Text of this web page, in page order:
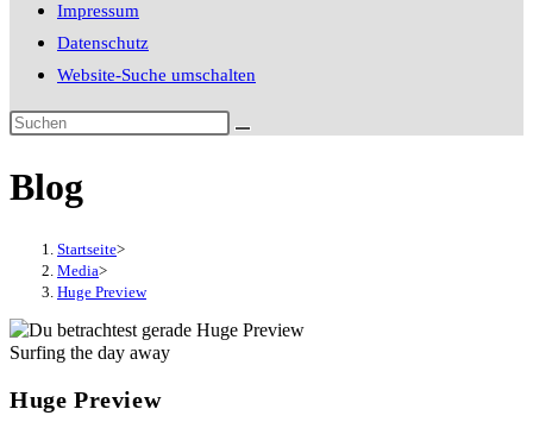
Impressum
Datenschutz
Website-Suche umschalten
Blog
Startseite>
Media>
Huge Preview
Surfing the day away
Huge Preview